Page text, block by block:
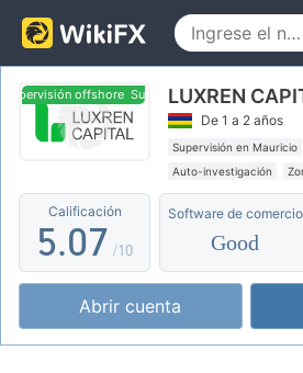
offshore Supervisión offshore
LUXREN
De 1 a 2 años
Supervisión en Mauricio
Auto-investigación
Supervisión offshore
Calificación
0
1
2
3
4
5
6
7
.0
1
2
2
3
4
5
6
7
8
9
/10
Software de comercio
Good
Abrir cuenta